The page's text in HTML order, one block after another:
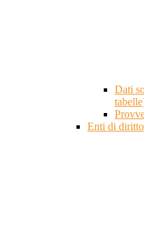
Dati
Enti di